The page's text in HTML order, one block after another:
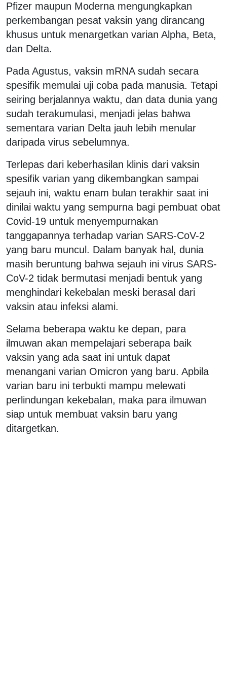
Pfizer maupun Moderna mengungkapkan
perkembangan pesat vaksin yang dirancang
khusus untuk menargetkan varian Alpha, Beta,
dan Delta.
Pada Agustus, vaksin mRNA sudah secara
spesifik memulai uji coba pada manusia. Tetapi
seiring berjalannya waktu, dan data dunia yang
sudah terakumulasi, menjadi jelas bahwa
sementara varian Delta jauh lebih menular
daripada virus sebelumnya.
Terlepas dari keberhasilan klinis dari vaksin
spesifik varian yang dikembangkan sampai
sejauh ini, waktu enam bulan terakhir saat ini
dinilai waktu yang sempurna bagi pembuat obat
Covid-19 untuk menyempurnakan
tanggapannya terhadap varian SARS-CoV-2
yang baru muncul. Dalam banyak hal, dunia
masih beruntung bahwa sejauh ini virus SARS-
CoV-2 tidak bermutasi menjadi bentuk yang
menghindari kekebalan meski berasal dari
vaksin atau infeksi alami.
Selama beberapa waktu ke depan, para
ilmuwan akan mempelajari seberapa baik
vaksin yang ada saat ini untuk dapat
menangani varian Omicron yang baru. Apbila
varian baru ini terbukti mampu melewati
perlindungan kekebalan, maka para ilmuwan
siap untuk membuat vaksin baru yang
ditargetkan.